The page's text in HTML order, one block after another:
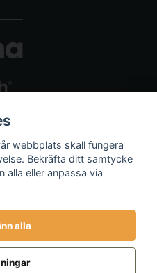
webbplats skall fungera
Bekräfta ditt samtycke
alla eller anpassa via
alla